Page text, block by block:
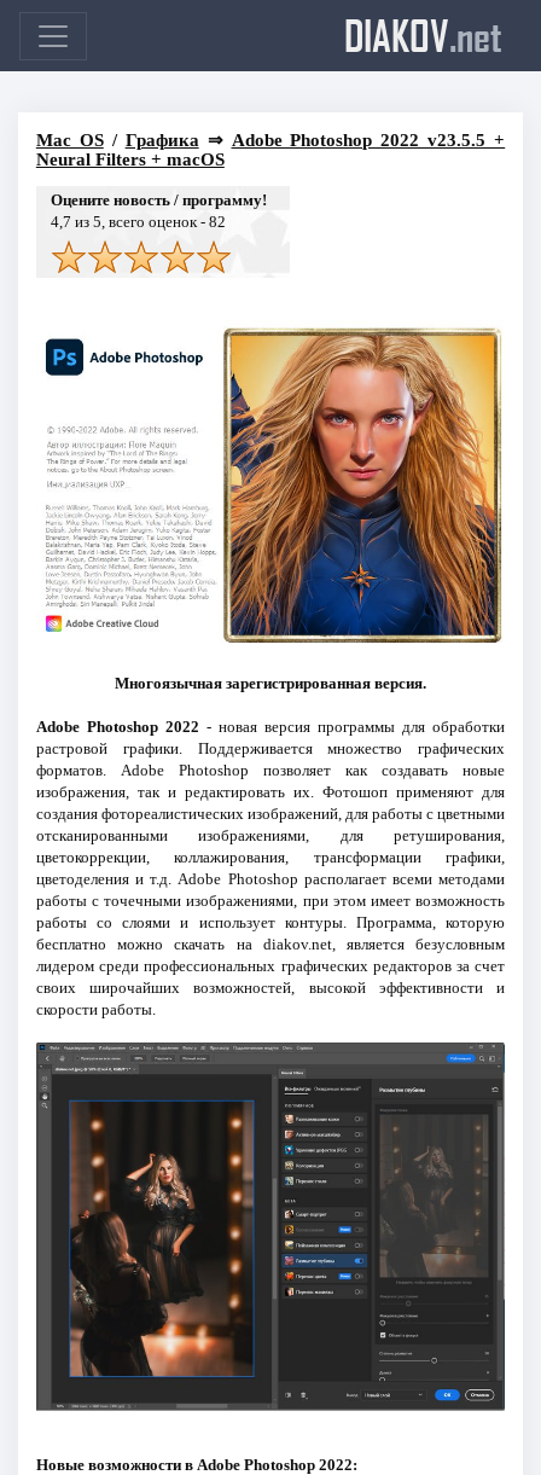
DIAKOV.net
Mac OS/ Графика ⇒ Adobe Photoshop 2022 v23.5.5 +
Neural Filters + macOS
Оцените новость / программу!
4,7 из 5, всего оценок - 82
Многоязычная зарегистрированная версия.
Adobe Photoshop 2022 - новая версия программы для обработки
растровой графики. Поддерживается множество графических
форматов. Adobe Photoshop позволяет как создавать новые
изображения, так и редактировать их. Фотошоп применяют для
создания фотореалистических изображений, для работы с цветными
отсканированными изображениями, для ретуширования,
цветокоррекции, коллажирования, трансформации графики,
цветоделения и т.д. Adobe Photoshop располагает всеми методами
работы с точечными изображениями, при этом имеет возможность
работы со слоями и использует контуры. Программа, которую
бесплатно можно скачать на diakov.net, является безусловным
лидером среди профессиональных графических редакторов за счет
своих широчайших возможностей, высокой эффективности и
скорости работы.
Новые возможности в Adobe Photoshop 2022: